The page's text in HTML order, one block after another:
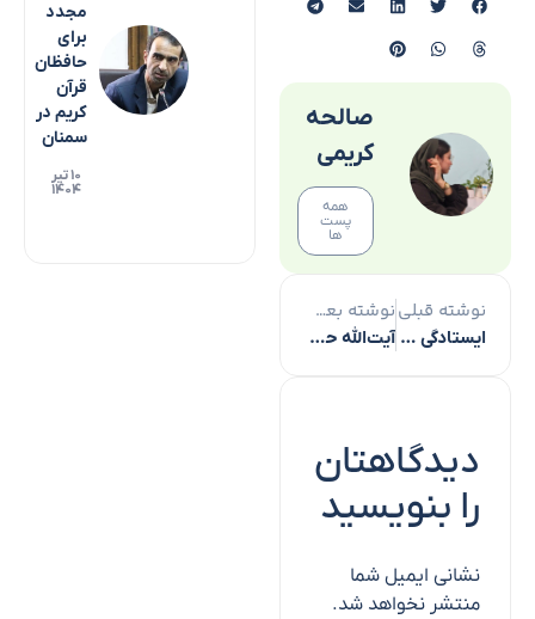
صالحه
کریمی
همه
پست
ها
نوشته قبلی
ایستادگی و مقاومت ملت ایران عامل اصلی شکست رژیم صهیونیستی بود
نوشته بعدی
آیت‌الله حجتی جزء پیشگامان علوم قرآن و حدیث در کشور است
دیدگاهتان
را بنویسید
نشانی ایمیل شما
منتشر نخواهد شد.
مجدد
برای
حافظان
قرآن
کریم در
سمنان
۱۰ تیر
۱۴۰۴